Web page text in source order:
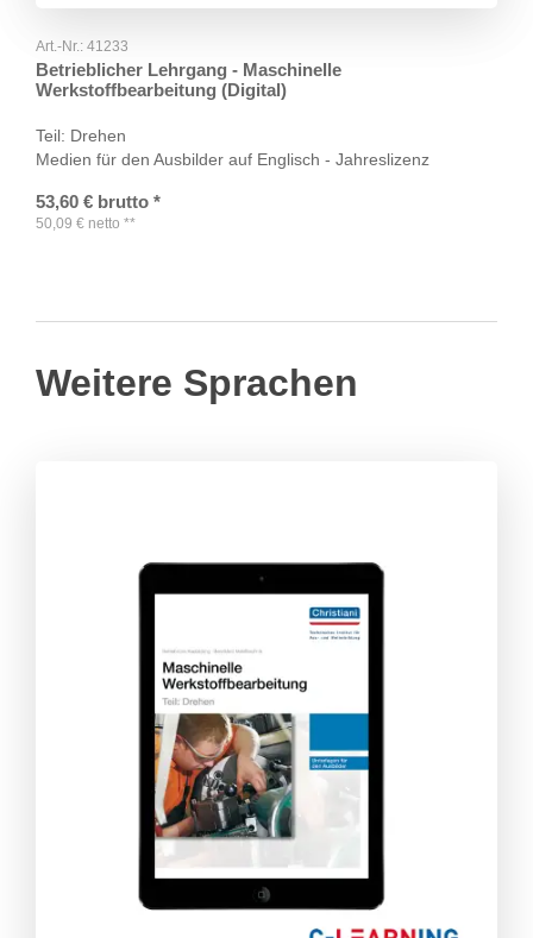
Art.-Nr.: 41233
Betrieblicher Lehrgang - Maschinelle
Werkstoffbearbeitung (Digital)
Teil: Drehen
Medien für den Ausbilder auf Englisch - Jahreslizenz
53,60 € brutto *
50,09 € netto **
Weitere Sprachen